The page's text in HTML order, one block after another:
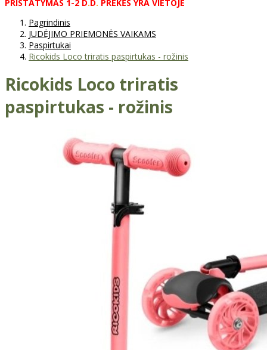
PRISTATYMAS 1-2 D. D. PREKĖS YRA VIETOJE
Pagrindinis
JUDĖJIMO PRIEMONĖS VAIKAMS
Paspirtukai
Ricokids Loco triratis paspirtukas - rožinis
Ricokids Loco triratis
paspirtukas - rožinis